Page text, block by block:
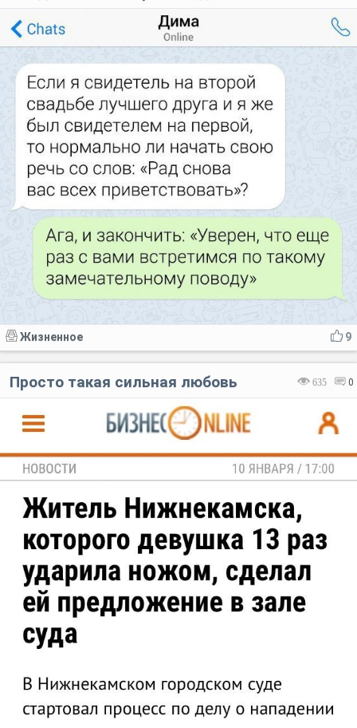
9
Жизненное
635 0
Просто такая сильная любовь